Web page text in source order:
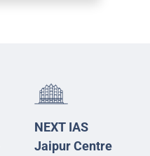
NEXT IAS
Jaipur Centre